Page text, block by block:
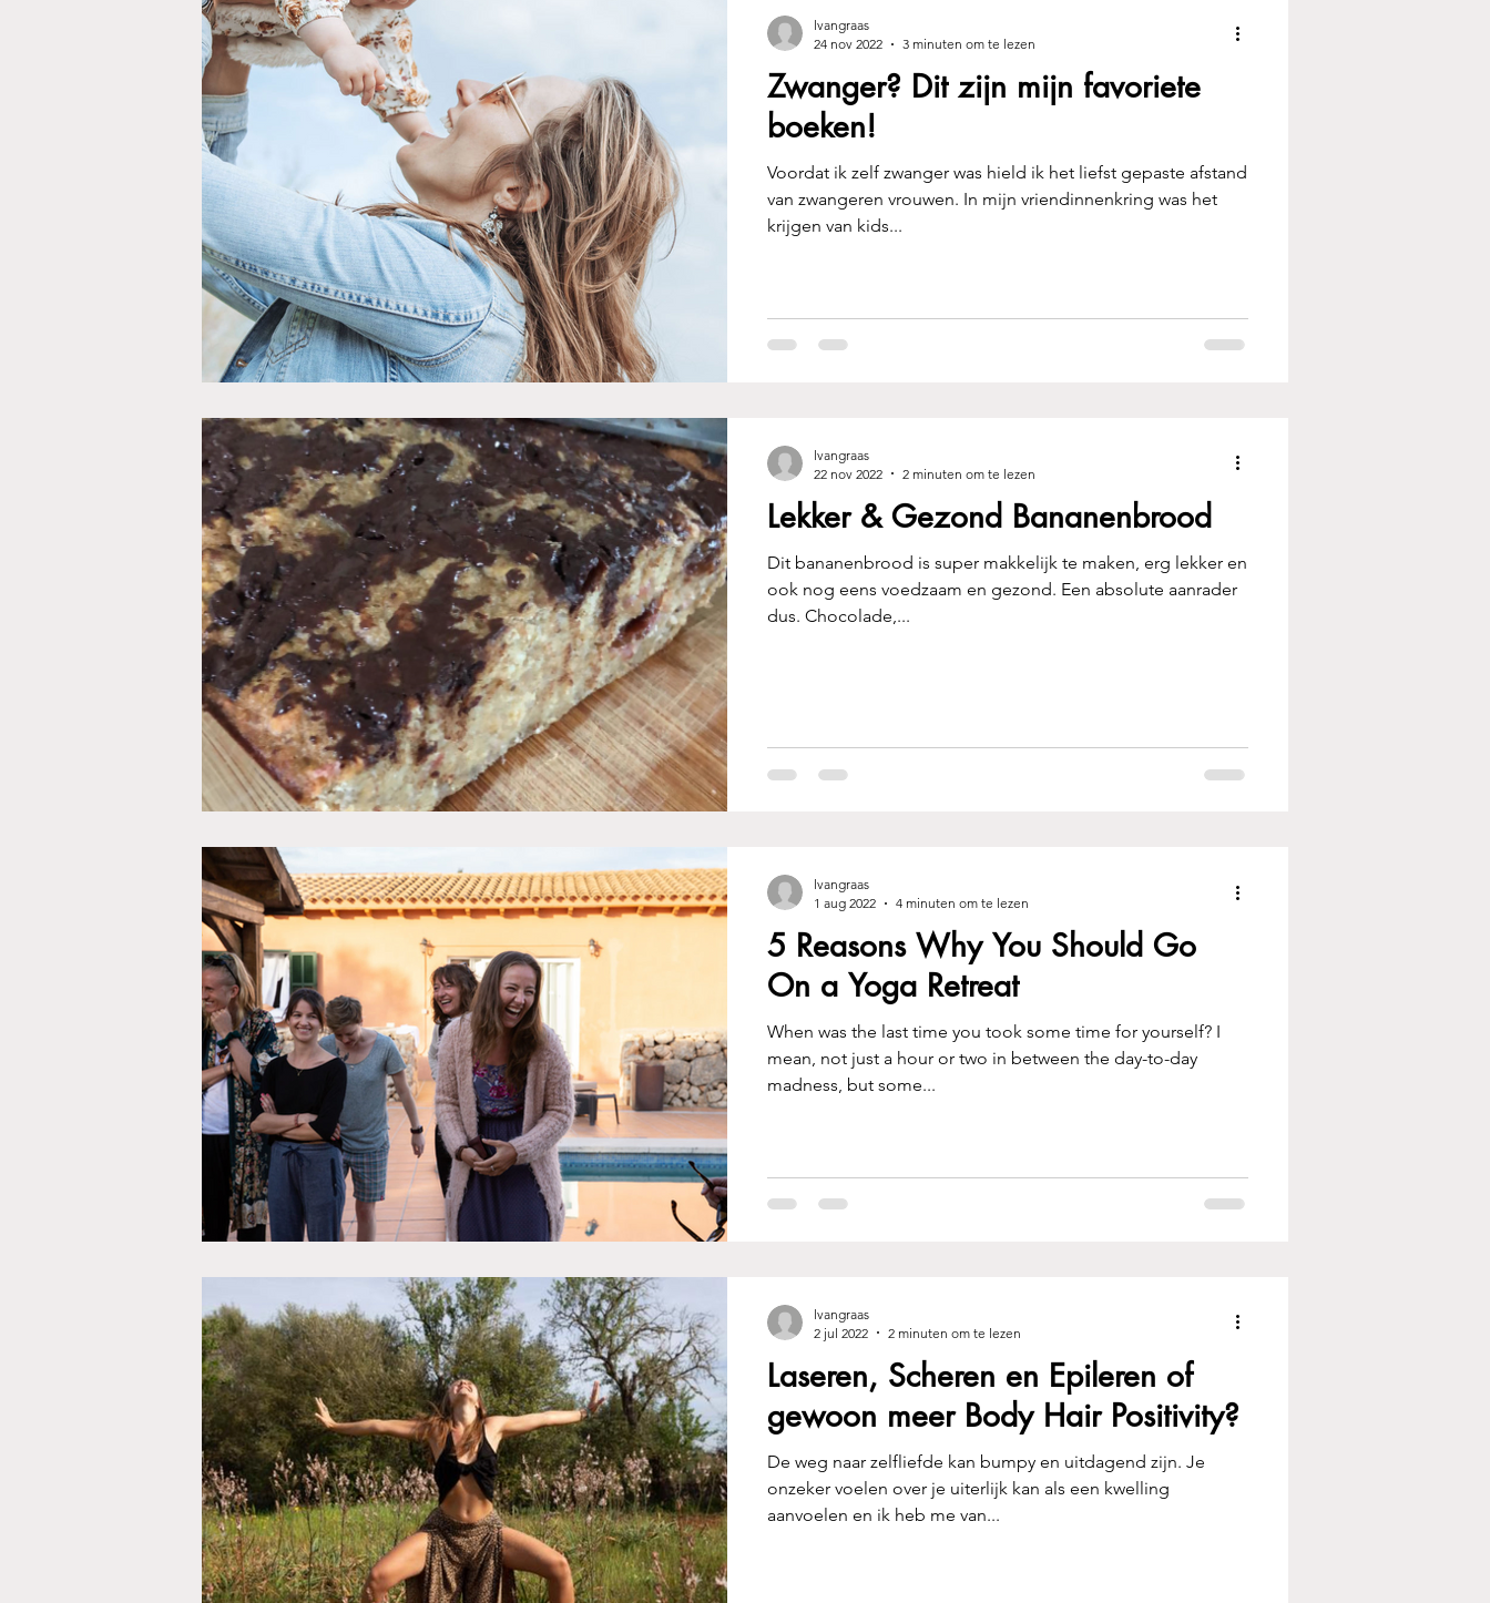
Zwanger? Dit zijn mijn favoriete
boeken!
Voordat ik zelf zwanger was hield ik het liefst gepaste afstand
van zwangeren vrouwen. In mijn vriendinnenkring was het
krijgen van kids...
lvangraas
24 nov 2022
3 minuten om te lezen
Lekker & Gezond Bananenbrood
Dit bananenbrood is super makkelijk te maken, erg lekker en
ook nog eens voedzaam en gezond. Een absolute aanrader
dus. Chocolade,...
lvangraas
22 nov 2022
2 minuten om te lezen
5 Reasons Why You Should Go
On a Yoga Retreat
When was the last time you took some time for yourself? I
mean, not just a hour or two in between the day-to-day
madness, but some...
lvangraas
1 aug 2022
4 minuten om te lezen
Laseren, Scheren en Epileren of
gewoon meer Body Hair Positivity?
De weg naar zelfliefde kan bumpy en uitdagend zijn. Je
onzeker voelen over je uiterlijk kan als een kwelling
aanvoelen en ik heb me van...
lvangraas
2 jul 2022
2 minuten om te lezen